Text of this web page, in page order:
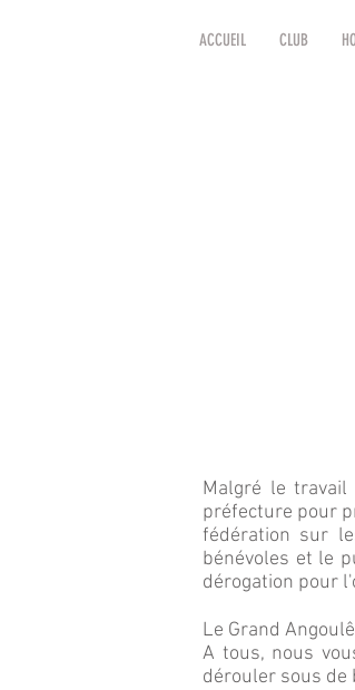
ACCUEIL CLUB
Malgré le travail
préfecture pour
fédération sur
bénévoles et le
dérogation pour
Le Grand
A tous, nous
dérouler sous de